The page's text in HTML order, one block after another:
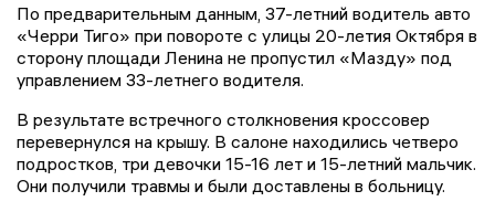
По предварительным данным, 37-летний водитель авто
«Черри Тиго» при повороте с улицы 20-летия Октября в
сторону площади Ленина не пропустил «Мазду» под
управлением 33-летнего водителя.
В результате встречного столкновения кроссовер
перевернулся на крышу. В салоне находились четверо
подростков, три девочки 15-16 лет и 15-летний мальчик.
Они получили травмы и были доставлены в больницу.